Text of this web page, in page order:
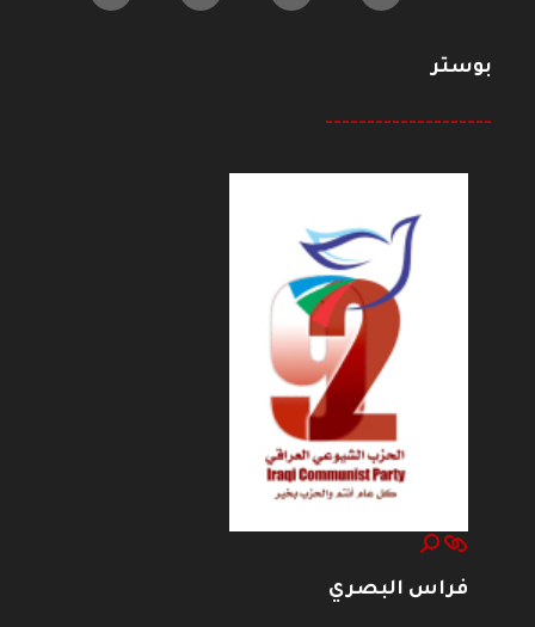
بوستر
--------------------
فراس البصري